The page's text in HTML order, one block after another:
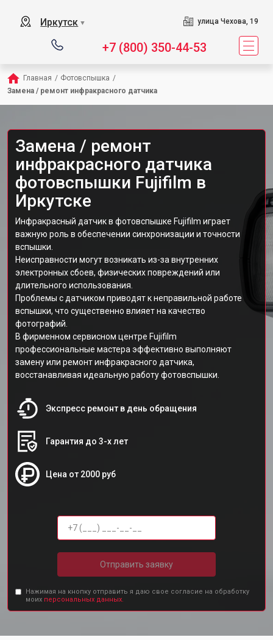
Иркутск ▼ улица Чехова, 19
+7 (800) 350-44-53
Главная / Фотовспышка /
Замена / ремонт инфракрасного датчика
Замена / ремонт
инфракрасного датчика
фотовспышки Fujifilm в
Иркутске
Инфракрасный датчик в фотовспышке Fujifilm играет
важную роль в обеспечении синхронизации и точности
вспышки.
Неисправности могут возникать из-за внутренних
электронных сбоев, физических повреждений или
длительного использования.
Проблемы с датчиком приводят к неправильной работе
вспышки, что существенно влияет на качество
фотографий.
В фирменном сервисном центре Fujifilm
профессиональные мастера эффективно выполняют
замену или ремонт инфракрасного датчика,
восстанавливая идеальную работу фотовспышки.
Экспресс ремонт в день обращения
Гарантия до 3-х лет
Цена от 2000 руб
Отправить заявку
Нажимая на кнопку отправить я даю свое согласие на обработку
моих персональных данных.